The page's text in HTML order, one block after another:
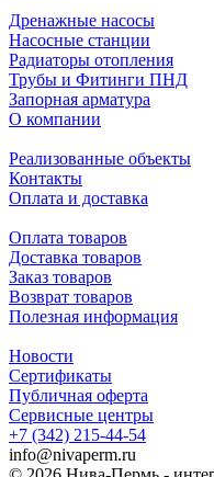
Дренажные насосы
Насосные станции
Радиаторы отопления
Трубы и Фитинги ПНД
Запорная арматура
О компании
Реализованные объекты
Контакты
Оплата и доставка
Оплата товаров
Доставка товаров
Заказ товаров
Возврат товаров
Полезная информация
Новости
Сертификаты
Публичная оферта
Сервисные центры
+7 (342) 215-44-54
info@nivaperm.ru